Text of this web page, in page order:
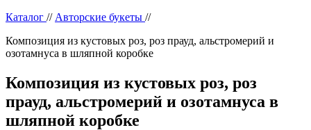
Каталог // Авторские букеты //
Композиция из кустовых роз, роз прауд, альстромерий и
озотамнуса в шляпной коробке
Композиция из кустовых роз, роз
прауд, альстромерий и озотамнуса в
шляпной коробке